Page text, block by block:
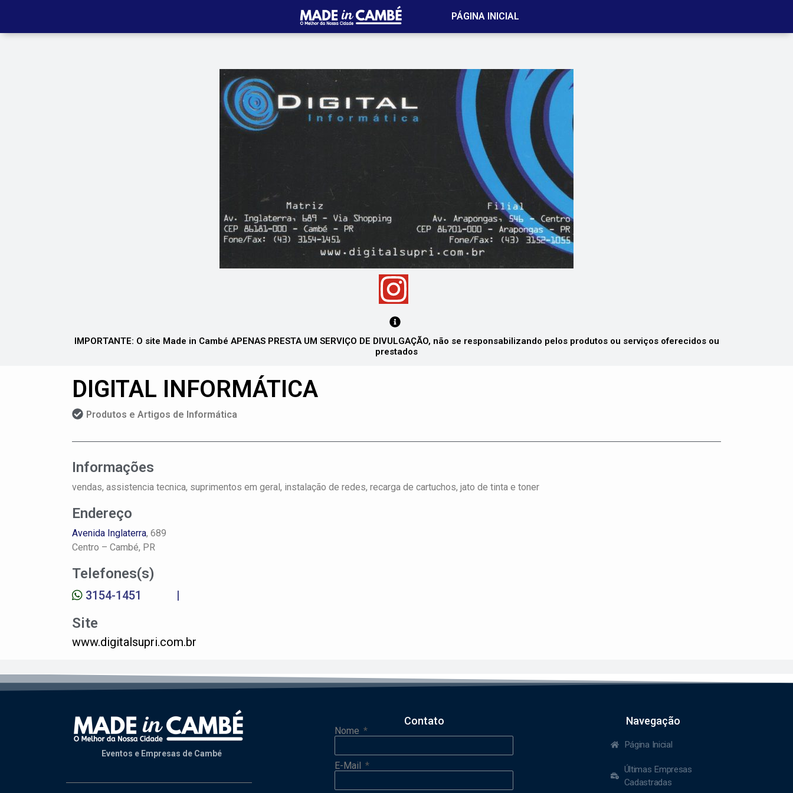
PÁGINA INICIAL
IMPORTANTE: O site Made in Cambé APENAS PRESTA UM SERVIÇO DE DIVULGAÇÃO, não se responsabilizando pelos produtos ou serviços oferecidos ou
prestados
DIGITAL INFORMÁTICA
Produtos e Artigos de Informática
Informações
vendas, assistencia tecnica, suprimentos em geral, instalação de redes, recarga de cartuchos, jato de tinta e toner
Endereço
Avenida Inglaterra, 689
Centro – Cambé, PR
Telefones(s)
3154-1451 |
Site
www.digitalsupri.com.br
Eventos e Empresas de Cambé
Contato
Nome
E-Mail
Navegação
Página Inicial
Últimas Empresas
Cadastradas